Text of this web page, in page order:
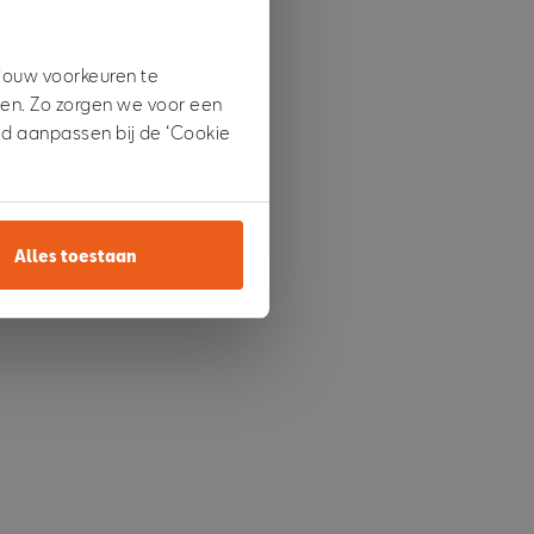
voorkeuren te
Zo zorgen we voor een
aanpassen bij de ‘Cookie
Alles toestaan